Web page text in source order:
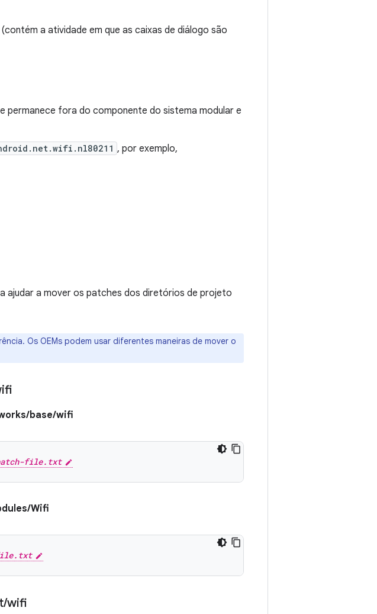
(contém a atividade em que as caixas de diálogo são
fora do componente do sistema modular e
, por exemplo,
ajudar a mover os patches dos diretórios de projeto
Os OEMs podem usar diferentes maneiras de mover o
base/wifi
file.txt
Wifi
/wifi